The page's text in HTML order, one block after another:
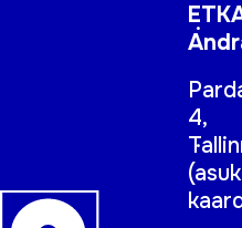
4,
(